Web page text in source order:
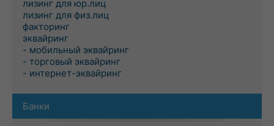
лизинг для юр.лиц
лизинг для физ.лиц
факторинг
эквайринг
- мобильный эквайринг
- торговый эквайринг
- интернет-эквайринг
Банки